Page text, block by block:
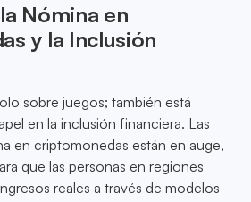
Nómina en
y la Inclusión
sobre juegos; también está
en la inclusión financiera. Las
en criptomonedas están en auge,
que las personas en regiones
reales a través de modelos